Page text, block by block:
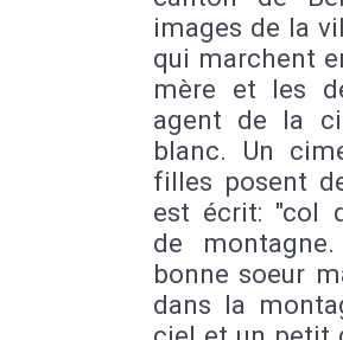
images de la
qui marchent
mère et les
agent de la
blanc. Un
filles posent
est écrit: "col
de
bonne soeur
dans la